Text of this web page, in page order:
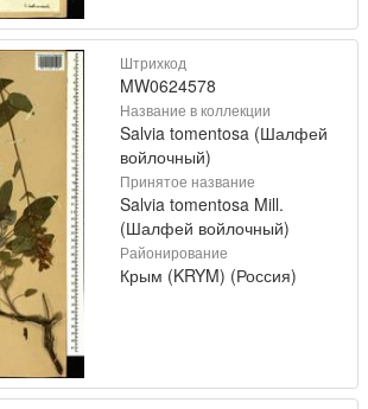
Штрихкод
MW0624578
Название в коллекции
Salvia tomentosa (Шалфей
войлочный)
Принятое название
Salvia tomentosa Mill.
(Шалфей войлочный)
Районирование
Крым (KRYM) (Россия)